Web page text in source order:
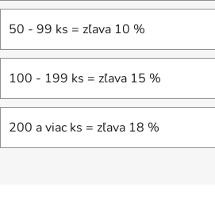
50 - 99 ks = zľava 10 %
100 - 199 ks = zľava 15 %
200 a viac ks = zľava 18 %